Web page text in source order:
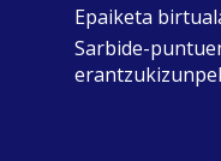
Epaiketa
Sarbide-